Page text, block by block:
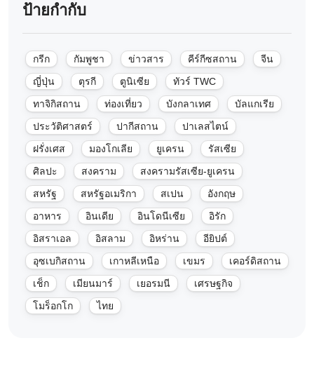
ป้ายกำกับ
กรีก กัมพูชา ข่าวสาร คีร์กีซสถาน
จีน
ญี่ปุ่น
ตุรกี ตูนิเซีย
ทัวร์ TWC
ทาจิกิสถาน
ท่องเที่ยว บังกลาเทศ
บัลแกเรีย
ประวัติศาสตร์
ปากีสถาน
ปาเลสไตน์
ฝรั่งเศส
มองโกเลีย ยูเครน
รัสเซีย
ศิลปะ
สงคราม
สงครามรัสเซีย-ยูเครน
สหรัฐ
สหรัฐอเมริกา สเปน
อังกฤษ
อาหาร
อินเดีย อินโดนีเซีย
อิรัก
อิสราเอล
อิสลาม อิหร่าน
อียิปต์
อุซเบกิสถาน
เกาหลีเหนือ เขมร
เคอร์ดิสถาน
เช็ก
เมียนมาร์ เยอรมนี
เศรษฐกิจ
โมร็อกโก
ไทย